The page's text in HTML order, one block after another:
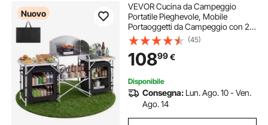
Nuovo
VEVOR Cucina da Campeggio
Portatile Pieghevole, Mobile
Portaoggetti da Campeggio con 2
Tavoli Laterali in MDF Paravento
Rimovibile per Fornello, Spazio
Portaoggetti Gambe a X, Mobile
Cucina per Picnic
(45)
10899€
Disponibile
Consegna: Lun. Ago. 10 - Ven.
Ago. 14